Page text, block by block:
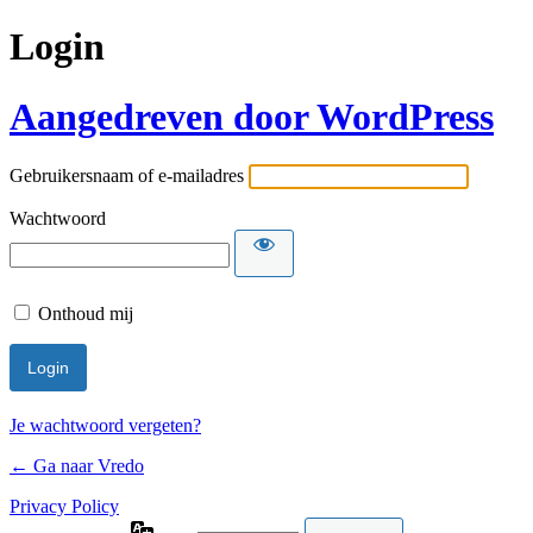
Login
Aangedreven door WordPress
Gebruikersnaam of e-mailadres
Wachtwoord
Onthoud mij
Je wachtwoord vergeten?
← Ga naar Vredo
Privacy Policy